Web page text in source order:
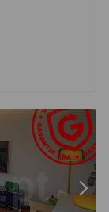
de Varzim,